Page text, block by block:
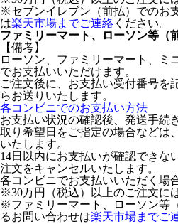
※セブンイレブン（前払）でのお
は楽天市場までご連絡 ください。
ファミリーマート、ローソン等（
【備考】
ローソン、ファミリーマート、ミ
でお支払いいただけます。
ご注文後に、お支払い受付番号を
らお送りいたします。
各コンビニでのお支払い方法
お支払い状況の確認後、発送手続
取り希望日をご指定の場合などは
いたします。
14日以内にお支払いが確認できな
注文をキャンセルいたします。
各コンビニでお支払いいただく場
※30万円（税込）以上のご注文に
※ファミリーマート、ローソン等
るお問い合わせは楽天市場までご